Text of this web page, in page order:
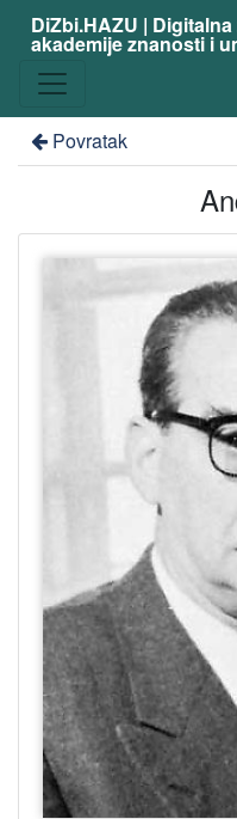
DiZbi.HAZU |
akademije znanosti i
Povratak